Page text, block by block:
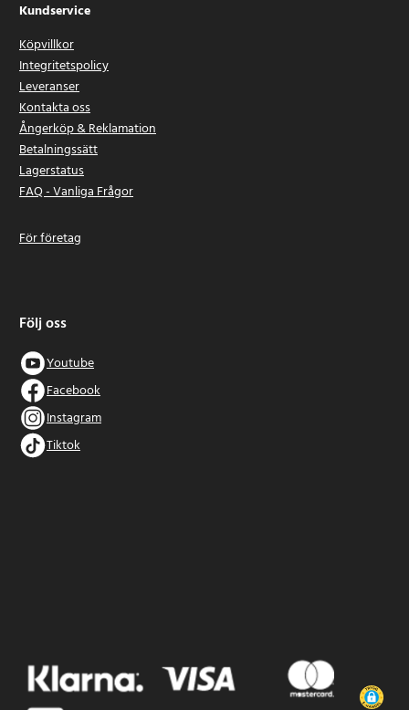
Kundservice
Köpvillkor
Integritetspolicy
Leveranser
Kontakta oss
Ångerköp & Reklamation
Betalningssätt
Lagerstatus
FAQ - Vanliga Frågor
För företag
Följ oss
Youtube
Facebook
Instagram
Tiktok